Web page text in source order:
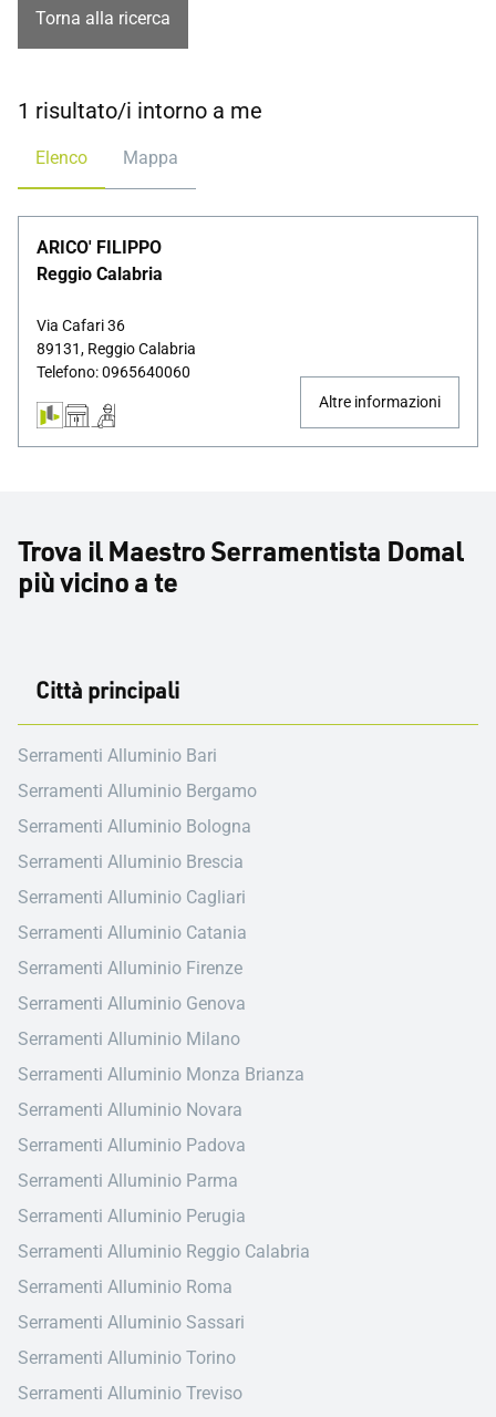
Torna alla ricerca
1 risultato/i intorno a me
Elenco Mappa
ARICO' FILIPPO
Reggio Calabria
Via Cafari 36
89131, Reggio Calabria
Telefono: 0965640060
Altre informazioni
Trova il Maestro Serramentista Domal
più vicino a te
Città principali
Serramenti Alluminio Bari
Serramenti Alluminio Bergamo
Serramenti Alluminio Bologna
Serramenti Alluminio Brescia
Serramenti Alluminio Cagliari
Serramenti Alluminio Catania
Serramenti Alluminio Firenze
Serramenti Alluminio Genova
Serramenti Alluminio Milano
Serramenti Alluminio Monza Brianza
Serramenti Alluminio Novara
Serramenti Alluminio Padova
Serramenti Alluminio Parma
Serramenti Alluminio Perugia
Serramenti Alluminio Reggio Calabria
Serramenti Alluminio Roma
Serramenti Alluminio Sassari
Serramenti Alluminio Torino
Serramenti Alluminio Treviso